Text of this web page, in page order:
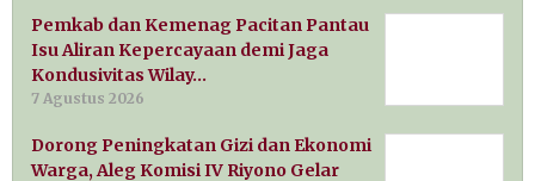
Pemkab dan Kemenag Pacitan Pantau
Isu Aliran Kepercayaan demi Jaga
Kondusivitas Wilay…
7 Agustus 2026
Dorong Peningkatan Gizi dan Ekonomi
Warga, Aleg Komisi IV Riyono Gelar